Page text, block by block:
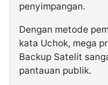
penyimpangan.
Dengan metode
kata Uchok, mega
Backup Satelit
pantauan publik.